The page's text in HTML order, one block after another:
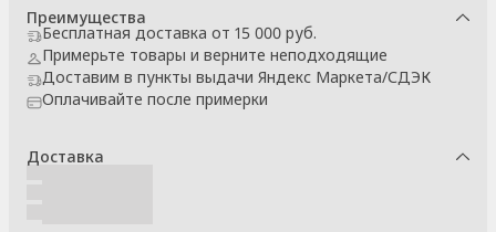
Преимущества
Бесплатная доставка от 15 000 руб.
Примерьте товары и верните неподходящие
Доставим в пункты выдачи Яндекс Маркета/СДЭК
Оплачивайте после примерки
Доставка